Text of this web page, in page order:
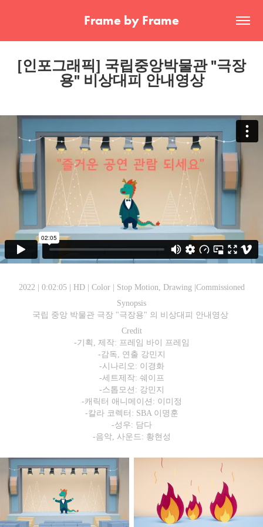
Frame by Frame
[인포그래픽] 국립중앙박물관 "극장
용" 비상대피 안내영상
2022 | 0:02:05 | HD | Color | Stop Motion, Drawing |Commissioned
Synopsis
국립 중앙 박물관 극장 "극장용" 의 비상대피 안내영상
Credit
-기획, 제작: 프레임 바이 프레임
-감독, 연출 강민지
-시나리오: 이경화
-세트제작: 쉐이프
-스톱모션: 강민지
-캐릭터 애니메이션: 이미정
-칼라 코렉터: SBA 이명훈
-성우: 담다
-음악, 사운드: 황현성